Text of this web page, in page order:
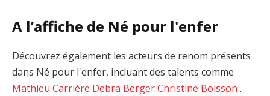
A l’affiche de Né pour l'enfer
Découvrez également les acteurs de renom présents
dans Né pour l'enfer, incluant des talents comme
Mathieu Carrière Debra BergerChristine Boisson .